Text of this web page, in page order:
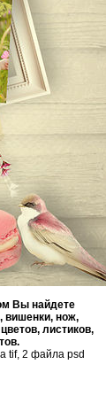
Вы найдете
вишенки, нож,
листиков,
tif, 2 файла psd